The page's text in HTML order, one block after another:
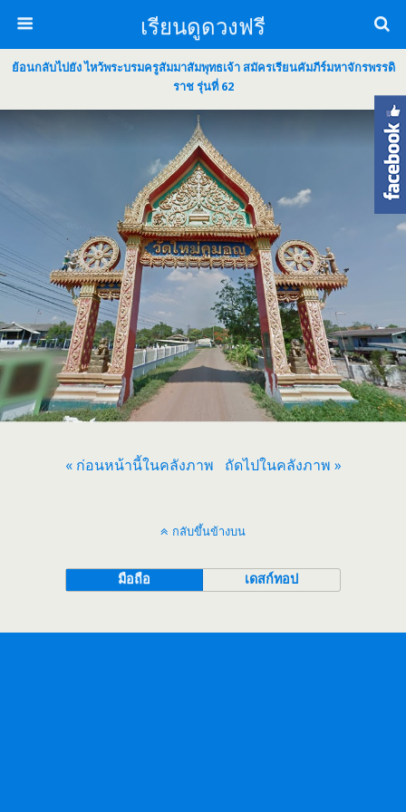
เรียนดูดวงฟรี
ย้อนกลับไปยัง ไหว้พระบรมครูสัมมาสัมพุทธเจ้า สมัครเรียนคัมภีร์มหาจักรพรรดิ
ราช รุ่นที่ 62
« ก่อนหน้านี้ในคลังภาพ ถัดไปในคลังภาพ »
กลับขึ้นข้างบน
มือถือ เดสก์ทอป